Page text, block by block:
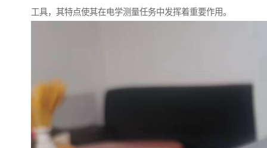
工具，其特点使其在电学测量任务中发挥着重要作用。